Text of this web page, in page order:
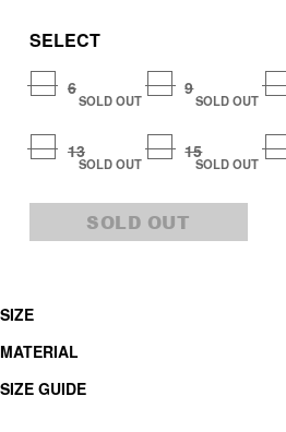
SELECT
6
SOLD OUT
9
SOLD OUT
13
SOLD OUT
15
SOLD OUT
SOLD OUT
SIZE
MATERIAL
SIZE GUIDE